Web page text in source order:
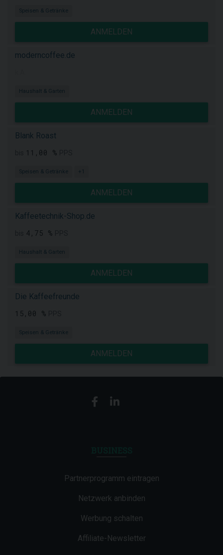
Speisen & Getränke
ANMELDEN
moderncoffee.de
Haushalt & Garten
ANMELDEN
Blank Roast
11,00 %
Speisen & Getränke +1
ANMELDEN
Kaffeetechnik-Shop.de
4,75 %
Haushalt & Garten
ANMELDEN
Die Kaffeefreunde
15,00 %
Speisen & Getränke
ANMELDEN
Partnerprogramm eintragen
Netzwerk anbinden
Werbung schalten
Affiliate-Newsletter